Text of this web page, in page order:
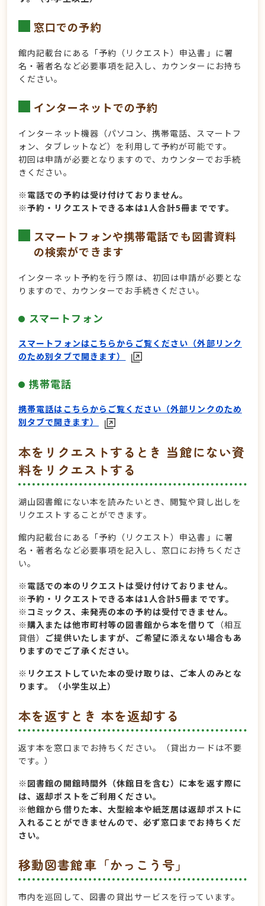
窓口での予約
館内記載台にある「予約（リクエスト）申込書」に署
名・著者名など必要事項を記入し、カウンターにお持ち
ください。
インターネットでの予約
インターネット機器（パソコン、携帯電話、スマートフ
ォン、タブレットなど）を利用して予約が可能です。
初回は申請が必要となりますので、カウンターでお手続
きください。
※電話での予約は受け付けておりません。
※予約・リクエストできる本は1人合計5冊までです。
スマートフォンや携帯電話でも図書資料
の検索ができます
インターネット予約を行う際は、初回は申請が必要とな
りますので、カウンターでお手続きください。
スマートフォン
スマートフォンはこちらからご覧ください（外部リンク
のため別タブで開きます）
携帯電話
携帯電話はこちらからご覧ください（外部リンクのため
別タブで開きます）
本をリクエストするとき 当館にない資
料をリクエストする
湖山図書館にない本を読みたいとき、閲覧や貸し出しを
リクエストすることができます。
館内記載台にある「予約（リクエスト）申込書」に署
名・著者名など必要事項を記入し、窓口にお持ちくださ
い。
※電話での本のリクエストは受け付けておりません。
※予約・リクエストできる本は1人合計5冊までです。
※コミックス、未発売の本の予約は受付できません。
※購入または他市町村等の図書館から本を借りて （相互
貸借） ご提供いたしますが、ご希望に添えない場合もあ
りますのでご了承ください。
※リクエストしていた本の受け取りは、ご本人のみとな
ります。（小学生以上）
本を返すとき 本を返却する
返す本を窓口までお持ちください。（貸出カードは不要
です。）
※図書館の開館時間外（休館日を含む）に本を返す際に
は、返却ポストをご利用ください。
※他館から借りた本、大型絵本や紙芝居は返却ポストに
入れることができませんので、必ず窓口までお持ちくだ
さい。
移動図書館車「かっこう号」
市内を巡回して、図書の貸出サービスを行っています。